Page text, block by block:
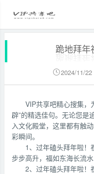
跪地拜年
2024/11/22
VIP共享吧精心搜集，
辟”的精选佳句。无论您是
入文化殿堂，这里都有触
彩瞬间。
1、过年磕头拜年啦！
步步高升，福如东海长流水
2、过年磕头拜年啦！